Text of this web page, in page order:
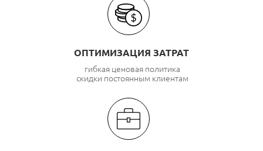
ОПТИМИЗАЦИЯ ЗАТРАТ
гибкая ценовая политика
скидки постоянным клиентам